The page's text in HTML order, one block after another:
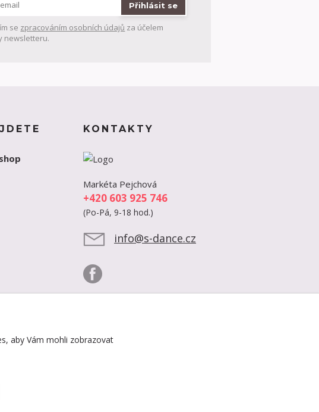
Přihlásit se
se zpracováním osobních údajů za účelem
newsletteru.
KONTAKTY
Markéta Pejchová
+420 603 925 746
(Po-Pá, 9-18 hod.)
info@s-dance.cz
aby Vám mohli zobrazovat